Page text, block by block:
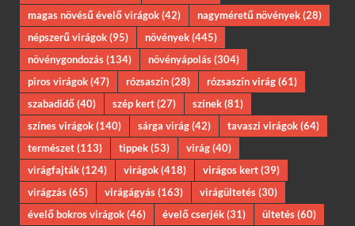
magas növésű évelő virágok(42) nagyméretű növények(28)
népszerű virágok(95) növények(445)
növénygondozás(134) növényápolás(304)
piros virágok(47) rózsaszín(28) rózsaszín virág(61)
szabadidő(40) szép kert(27) színek(81)
színes virágok(140) sárga virág(42) tavaszi virágok(64)
természet(113) tippek(53) virág(40)
virágfajták(124) virágok(418) virágos kert(39)
virágzás(65) virágágyás(163) virágültetés(30)
évelő bokros virágok(46) évelő cserjék(31) ültetés(60)